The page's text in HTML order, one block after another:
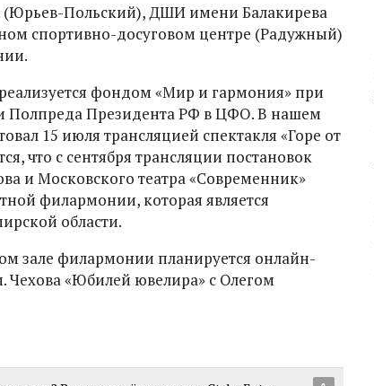
(Юрьев-Польский), ДШИ имени Балакирева
спортивно-досуговом центре (Радужный)
фондом «Мир и гармония» при
Полпреда Президента РФ в ЦФО. В нашем
15 июля трансляцией спектакля «Горе от
что с сентября трансляции постановок
и Московского театра «Современник»
филармонии, которая является
области.
зале филармонии планируется онлайн-
Чехова «Юбилей ювелира» с Олегом